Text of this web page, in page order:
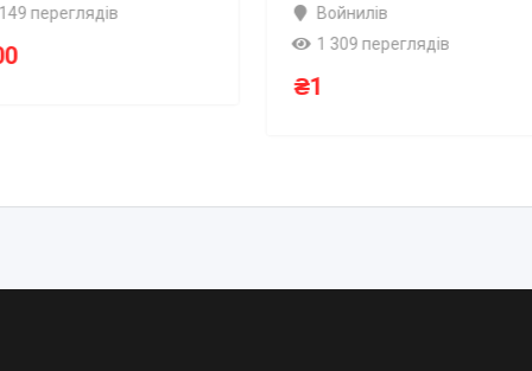
переглядів
Войнилів
1 309 переглядів
₴1